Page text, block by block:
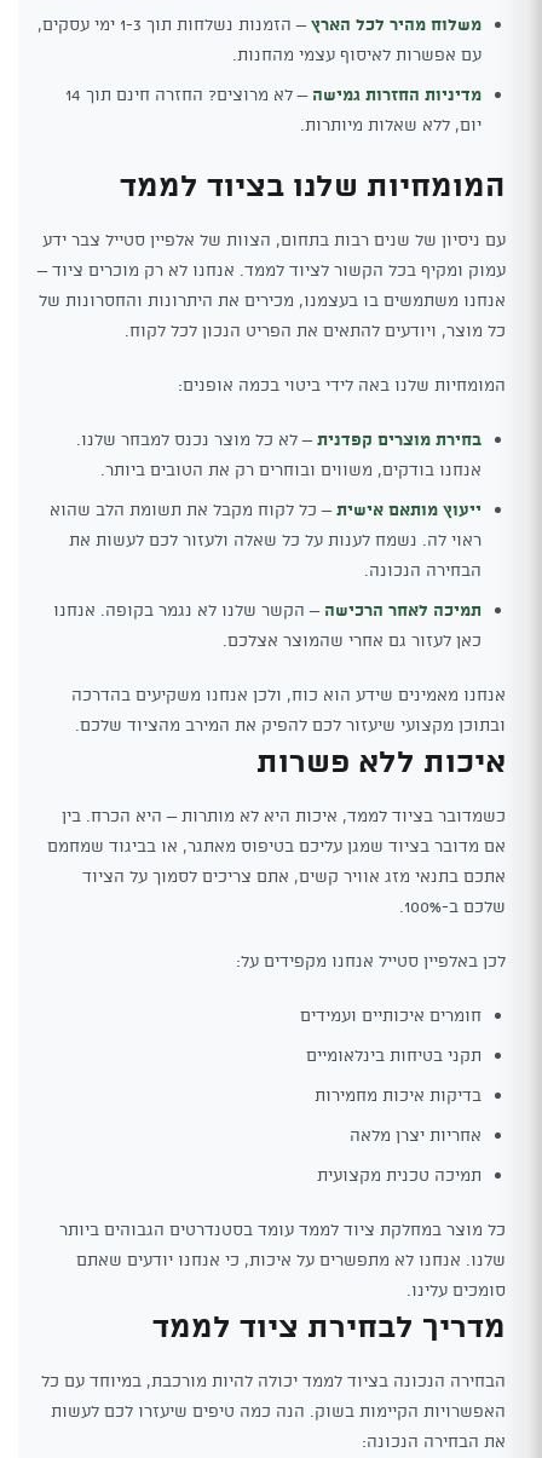
משלוח מהיר לכל הארץ
– הזמנות נשלחות תוך 1-3 ימי עסקים,
עם אפשרות לאיסוף עצמי מהחנות.
מדיניות החזרות גמישה
– לא מרוצים? החזרה חינם תוך 14
יום, ללא שאלות מיותרות.
המומחיות שלנו בציוד לממד
עם ניסיון של שנים רבות בתחום, הצוות של אלפיין סטייל צבר ידע
עמוק ומקיף בכל הקשור לציוד לממד. אנחנו לא רק מוכרים ציוד –
אנחנו משתמשים בו בעצמנו, מכירים את היתרונות והחסרונות של
כל מוצר, ויודעים להתאים את הפריט הנכון לכל לקוח.
המומחיות שלנו באה לידי ביטוי בכמה אופנים:
בחירת מוצרים קפדנית– לא כל מוצר נכנס למבחר שלנו.
אנחנו בודקים, משווים ובוחרים רק את הטובים ביותר.
ייעוץ מותאם אישית– כל לקוח מקבל את תשומת הלב שהוא
ראוי לה. נשמח לענות על כל שאלה ולעזור לכם לעשות את
הבחירה הנכונה.
תמיכה לאחר הרכישה – הקשר שלנו לא נגמר בקופה. אנחנו
כאן לעזור גם אחרי שהמוצר אצלכם.
אנחנו מאמינים שידע הוא כוח, ולכן אנחנו משקיעים בהדרכה
ובתוכן מקצועי שיעזור לכם להפיק את המירב מהציוד שלכם.
איכות ללא פשרות
כשמדובר בציוד לממד, איכות היא לא מותרות – היא הכרח. בין
אם מדובר בציוד שמגן עליכם בטיפוס מאתגר, או בביגוד שמחמם
אתכם בתנאי מזג אוויר קשים, אתם צריכים לסמוך על הציוד
שלכם ב-100%.
לכן באלפיין סטייל אנחנו מקפידים על:
חומרים איכותיים ועמידים
תקני בטיחות בינלאומיים
בדיקות איכות מחמירות
אחריות יצרן מלאה
תמיכה טכנית מקצועית
כל מוצר במחלקת ציוד לממד עומד בסטנדרטים הגבוהים ביותר
שלנו. אנחנו לא מתפשרים על איכות, כי אנחנו יודעים שאתם
סומכים עלינו.
מדריך לבחירת ציוד לממד
הבחירה הנכונה בציוד לממד יכולה להיות מורכבת, במיוחד עם כל
האפשרויות הקיימות בשוק. הנה כמה טיפים שיעזרו לכם לעשות
את הבחירה הנכונה: